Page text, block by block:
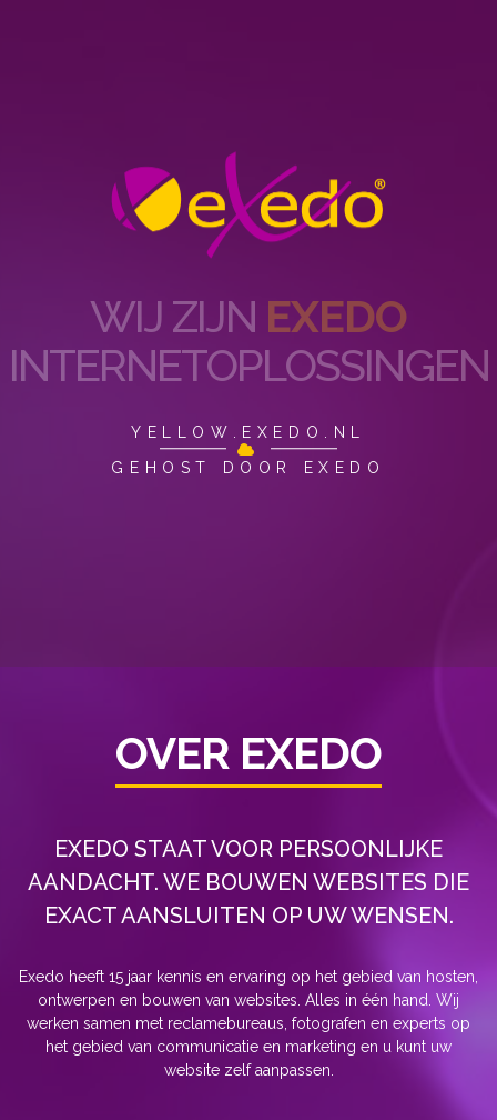
WIJ ZIJN EXEDO
INTERNET­OPLOSSINGEN
YELLOW.EXEDO.NL
GEHOST DOOR EXEDO
OVER EXEDO
EXEDO STAAT VOOR PERSOONLIJKE
AANDACHT. WE BOUWEN WEBSITES DIE
EXACT AANSLUITEN OP UW WENSEN.
Exedo heeft 15 jaar kennis en ervaring op het gebied van hosten,
ontwerpen en bouwen van websites. Alles in één hand. Wij
werken samen met reclamebureaus, fotografen en experts op
het gebied van communicatie en marketing en u kunt uw
website zelf aanpassen.